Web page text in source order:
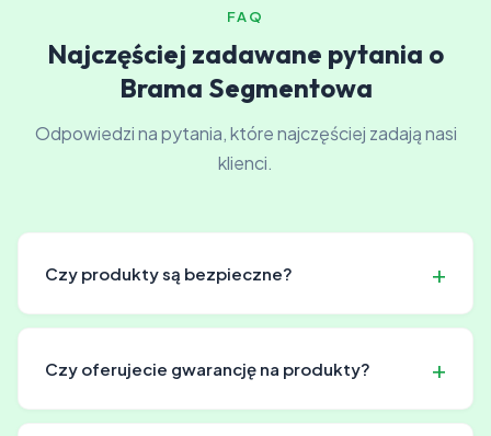
FAQ
Najczęściej zadawane pytania o
Brama Segmentowa
Odpowiedzi na pytania, które najczęściej zadają nasi
klienci.
Czy produkty są bezpieczne?
Absolutnie. Wszystkie nasze produkty posiadają
awaryjnego otwarcia, czujniki przeszkód i sprzęgła
Czy oferujecie gwarancję na produkty?
Tak, wszystkie nasze produkty objęte są gwarancją, co